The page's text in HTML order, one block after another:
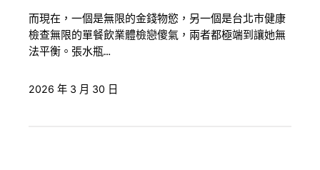
而現在，一個是無限的金錢物慾，另一個是台北巿健康
檢查無限的單餐飲業體檢戀傻氣，兩者都極端到讓她無
法平衡。張水瓶…
2026 年 3 月 30 日